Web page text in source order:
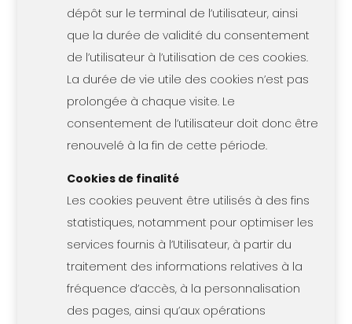
dépôt sur le terminal de l’utilisateur, ainsi
que la durée de validité du consentement
de l’utilisateur à l’utilisation de ces cookies.
La durée de vie utile des cookies n’est pas
prolongée à chaque visite. Le
consentement de l’utilisateur doit donc être
renouvelé à la fin de cette période.
Cookies de finalité
Les cookies peuvent être utilisés à des fins
statistiques, notamment pour optimiser les
services fournis à l’Utilisateur, à partir du
traitement des informations relatives à la
fréquence d’accès, à la personnalisation
des pages, ainsi qu’aux opérations